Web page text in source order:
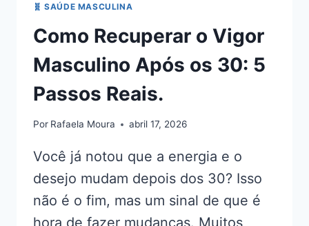
🧬 SAÚDE MASCULINA
Como Recuperar o Vigor
Masculino Após os 30: 5
Passos Reais.
Por Rafaela Moura abril 17, 2026
Você já notou que a energia e o
desejo mudam depois dos 30? Isso
não é o fim, mas um sinal de que é
hora de fazer mudanças. Muitos